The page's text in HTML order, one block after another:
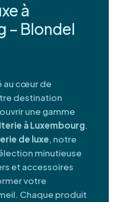
à
– Blondel
au cœur de
destination
une gamme
à Luxembourg.
de luxe, notre
minutieuse
et accessoires
votre
Chaque produit